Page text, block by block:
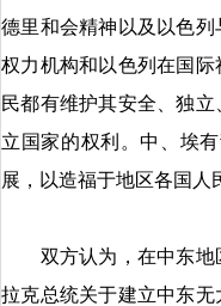
德里和会精神以及以色
权力机构和以色列在国
民都有维护其安全、独
立国家的权利。中、埃
展，以造福于地区各国人
双方认为，在中东地区
拉克总统关于建立中东